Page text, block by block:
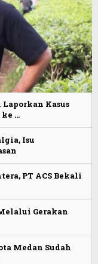
Kasus
…
Isu
PT ACS Bekali
Gerakan
Medan Sudah